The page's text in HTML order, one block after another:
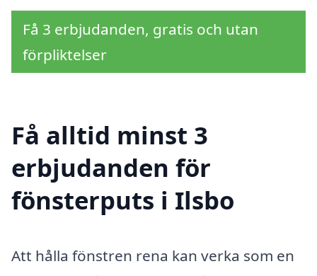
Få 3 erbjudanden, gratis och utan
förpliktelser
Få alltid minst 3
erbjudanden för
fönsterputs i Ilsbo
Att hålla fönstren rena kan verka som en